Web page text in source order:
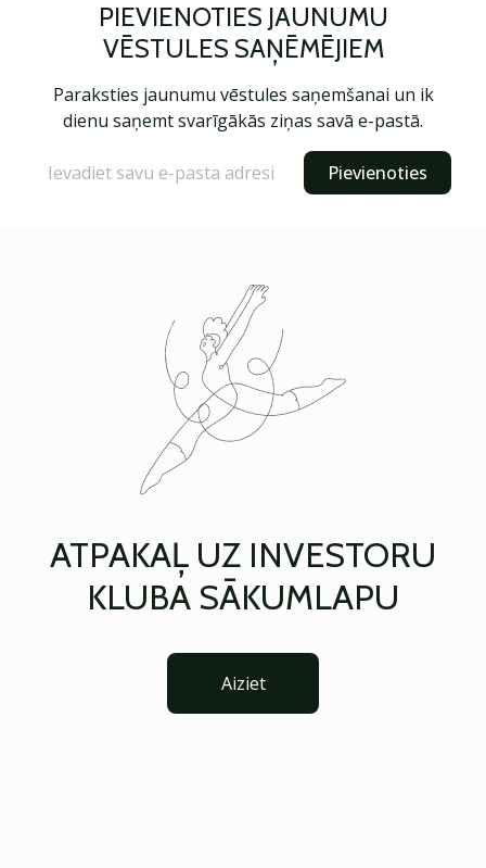
PIEVIENOTIES JAUNUMU
VĒSTULES SAŅĒMĒJIEM
Paraksties jaunumu vēstules saņemšanai un ik
dienu saņemt svarīgākās ziņas savā e-pastā.
Pievienoties
ATPAKAĻ UZ INVESTORU
KLUBA SĀKUMLAPU
Aiziet